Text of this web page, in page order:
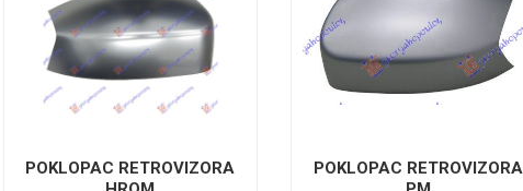
POKLOPAC RETROVIZORA
POKLOPAC RETROVIZORA